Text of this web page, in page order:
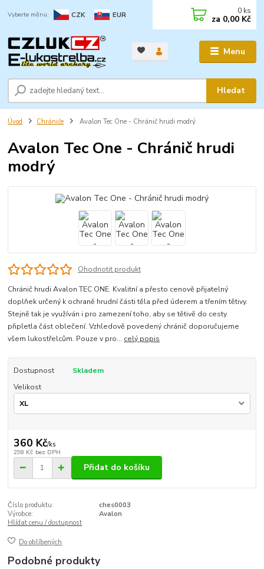
Menu
CZK EUR
Hledat
0 ks
za 0,00 Kč
Úvod Chrániče Avalon Tec One - Chránič hrudi modrý
Avalon Tec One - Chránič hrudi
modrý
Ohodnotit produkt
Chránič hrudi Avalon TEC ONE. Kvalitní a přesto cenově přijatelný
doplňek určený k ochraně hrudní části těla před úderem a třením tětivy.
Stejně tak je využíván i pro zamezení toho, aby se tětivě do cesty
připletla část oblečení. Vzhledově povedený chránič doporučujeme
všem lukostřelcům. Pouze v pro... celý popis
Dostupnost
Skladem
Velikost
360 Kč/ks
298 Kč bez DPH
Přidat do košíku
Číslo produktu:
ches0003
Výrobce:
Avalon
Hlídat cenu / dostupnost
Do oblíbených
Podobné produkty